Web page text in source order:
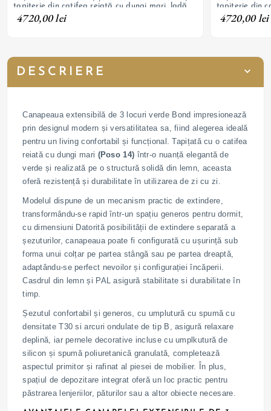
tapițerie din catifea reiată cu dungi mari, ladă
de depozitare, picioare cu înălțime de 2 cm
4720,00 lei
tapițerie din
de
4720,00 lei
DESCRIERE
Canapeaua extensibilă de 3 locuri verde Bond impresionează
prin designul modern și versatilitatea sa, fiind alegerea ideală
pentru un living confortabil și funcțional. Tapițată cu o catifea
reiată cu dungi mari (Poso 14) într-o nuanță elegantă de
verde și realizată pe o structură solidă din lemn, aceasta
oferă rezistență și durabilitate în utilizarea de zi cu zi.
Modelul dispune de un mecanism practic de extindere,
transformându-se rapid într-un spațiu generos pentru dormit,
cu dimensiuni Datorită posibilității de extindere separată a
șezuturilor, canapeaua poate fi configurată cu ușurință sub
forma unui colțar pe partea stângă sau pe partea dreaptă,
adaptându-se perfect nevoilor și configurației încăperii.
Casdrul din lemn și PAL asigură stabilitate si durabilitate în
timp.
Șezutul confortabil și generos, cu umplutură cu spumă cu
densitate T30 si arcuri ondulate de tip B, asigură relaxare
deplină, iar pernele decorative incluse cu umplkutură de
silicon și spumă poliuretanică granulată, completează
aspectul primitor și rafinat al piesei de mobilier. În plus,
spațiul de depozitare integrat oferă un loc practic pentru
păstrarea lenjeriilor, păturilor sau a altor obiecte necesare.